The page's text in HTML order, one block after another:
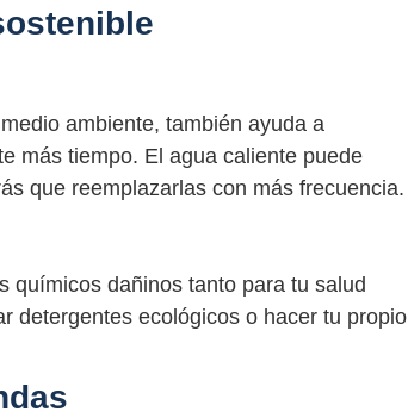
ambiente, también ayuda a
más tiempo. El agua caliente puede
que reemplazarlas con más frecuencia.
químicos dañinos tanto para tu salud
detergentes ecológicos o hacer tu propio